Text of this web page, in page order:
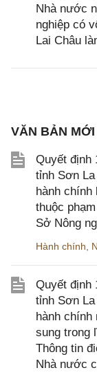
Nhà nước
nghiệp có
Lai Châu
VĂN BẢN
Quyết định
tỉnh Sơn
hành chính
thuộc
Sở Nông
Hành chính
Quyết định
tỉnh Sơn
hành
sung trong
Thông tin
Nhà nước